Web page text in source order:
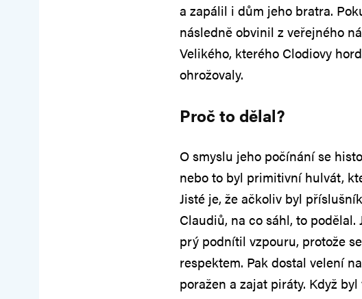
a zapálil i dům jeho bratra.
následně obvinil z veřejného
Velikého, kterého Clodiovy
ohrožovaly.
Proč to dělal?
O smyslu jeho počínání se
nebo to byl primitivní hulvát,
Jisté je, že ačkoliv byl
Claudiů, na co sáhl, to
prý podnítil vzpouru, protože
respektem. Pak dostal velení
poražen a zajat piráty. Když